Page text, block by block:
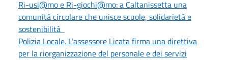
Ri-usi@mo e Ri-giochi@mo: a Caltanissetta una
comunità circolare che unisce scuole, solidarietà e
sostenibilità
Polizia Locale. L’assessore Licata firma una direttiva
per la riorganizzazione del personale e dei servizi